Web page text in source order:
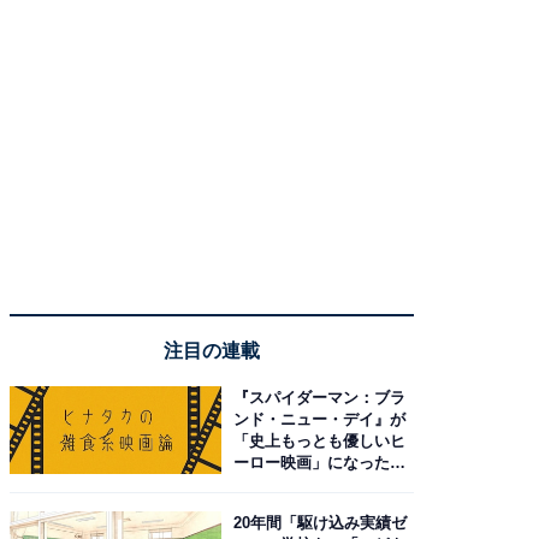
注目の連載
『スパイダーマン：ブラ
ンド・ニュー・デイ』が
「史上もっとも優しいヒ
ーロー映画」になった理
20年間「駆け込み実績ゼ